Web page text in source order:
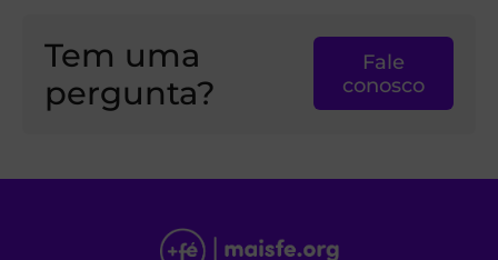
Tem uma
pergunta?
Fale
conosco